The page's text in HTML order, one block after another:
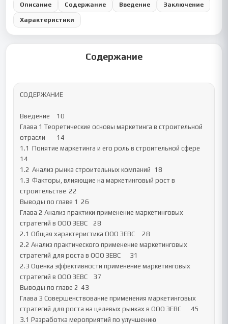
Описание Содержание Введение Заключение
Характеристики
Содержание
СОДЕРЖАНИЕ
Введение 	10
Глава 1 Теоретические основы маркетинга в строительной
отрасли 	14
1.1	Понятие маркетинга и его роль в строительной сфере
14
1.2	Анализ рынка строительных компаний	18
1.3	Факторы, влияющие на маркетинговый рост в
строительстве	22
Выводы по главе 1	26
Глава 2 Анализ практики применение маркетинговых
стратегий в ООО ЗЕВС	28
2.1 Общая характеристика ООО ЗЕВС	28
2.2 Анализ практического применение маркетинговых
стратегий для роста в ООО ЗЕВС	31
2.3 Оценка эффективности применение маркетинговых
стратегий в ООО ЗЕВС	37
Выводы по главе 2	43
Глава 3 Совершенствование применения маркетинговых
стратегий для роста на целевых рынках в ООО ЗЕВС	45
3.1 Разработка мероприятий по улучшению